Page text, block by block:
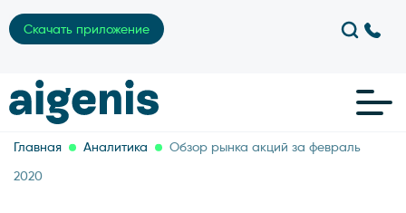
Скачать приложение
Главная Аналитика
Обзор рынка акций за февраль
2020